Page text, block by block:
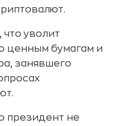
что уволит
ценным бумагам и
занявшего
президент не